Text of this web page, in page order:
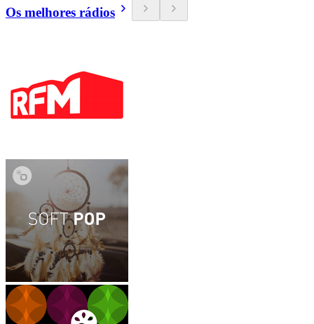
Os melhores rádios